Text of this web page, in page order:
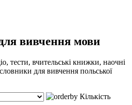
вивчення мови
тести, вчительські книжки, наочні
для вивчення польської
Кількість